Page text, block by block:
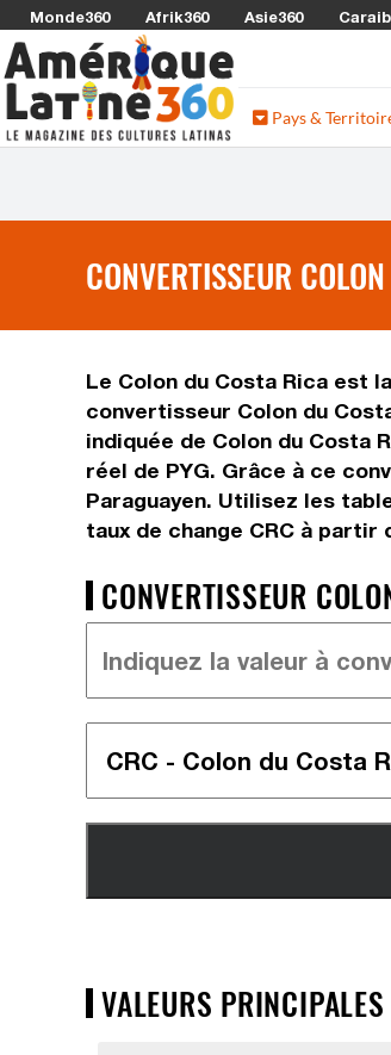
Monde360 Afrik360 Asie360
Pays &
CONVERTISSEUR
Le Colon du Costa Rica est
convertisseur Colon du
indiquée de Colon du Costa
réel de PYG. Grâce à ce
Paraguayen. Utilisez les
taux de change CRC à partir
CONVERTISSEUR
VALEURS